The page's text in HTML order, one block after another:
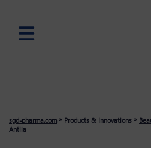
sgd-pharma.com » Products & Innovations »
Antlia